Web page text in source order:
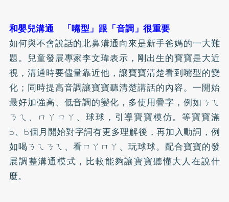
和嬰兒溝通 「嘴型」跟「音調」很重要
如何與不會說話的北鼻溝通向來是新手爸媽的一大難
題。兒童發展專家李文瑋表示，剛出生的寶寶是大近
視，溝通時要儘量靠近他，讓寶寶清楚看到嘴型的變
化；同時提高音調讓寶寶聽清楚講話的內容。一開始
最好加強高、低音調的變化，多使用疊字，例如ㄋㄟ
ㄋㄟ、ㄇㄚㄇㄚ、球球，引導寶寶模仿。等寶寶滿
5、6個月開始對字詞有更多理解後，再加入動詞，例
如喝ㄋㄟㄋㄟ、看ㄇㄚㄇㄚ、玩球球。配合寶寶的發
展調整溝通模式，比較能夠讓寶寶聽懂大人在說什
麼。